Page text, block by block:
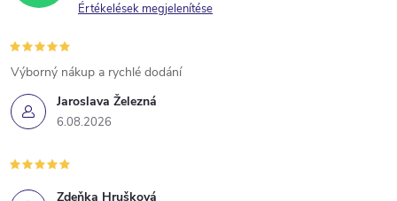
Értékelések megjelenítése
Jaroslava Železná
6.08.2026
Výborný nákup a rychlé dodání
Zdeňka Hrušková